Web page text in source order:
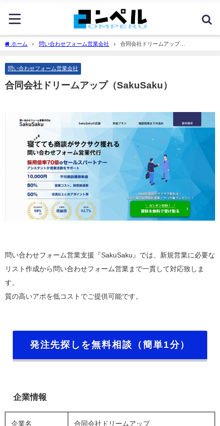
ホーム 問い合わせフォーム営業会社
合同会社ドリームアップ
問い合わせフォーム営業会社
合同会社ドリームアップ（SakuSaku）
​問い合わせフォーム営業支援『SakuSaku』では、新規営業に必要な
リスト作成から問い合わせフォーム営業まで一貫して対応致しま
す。
質の高いアポを低コストでご提供可能です。
発注先探しを無料相談（簡単1分）
企業情報
企業名 合同会社ドリームアップ